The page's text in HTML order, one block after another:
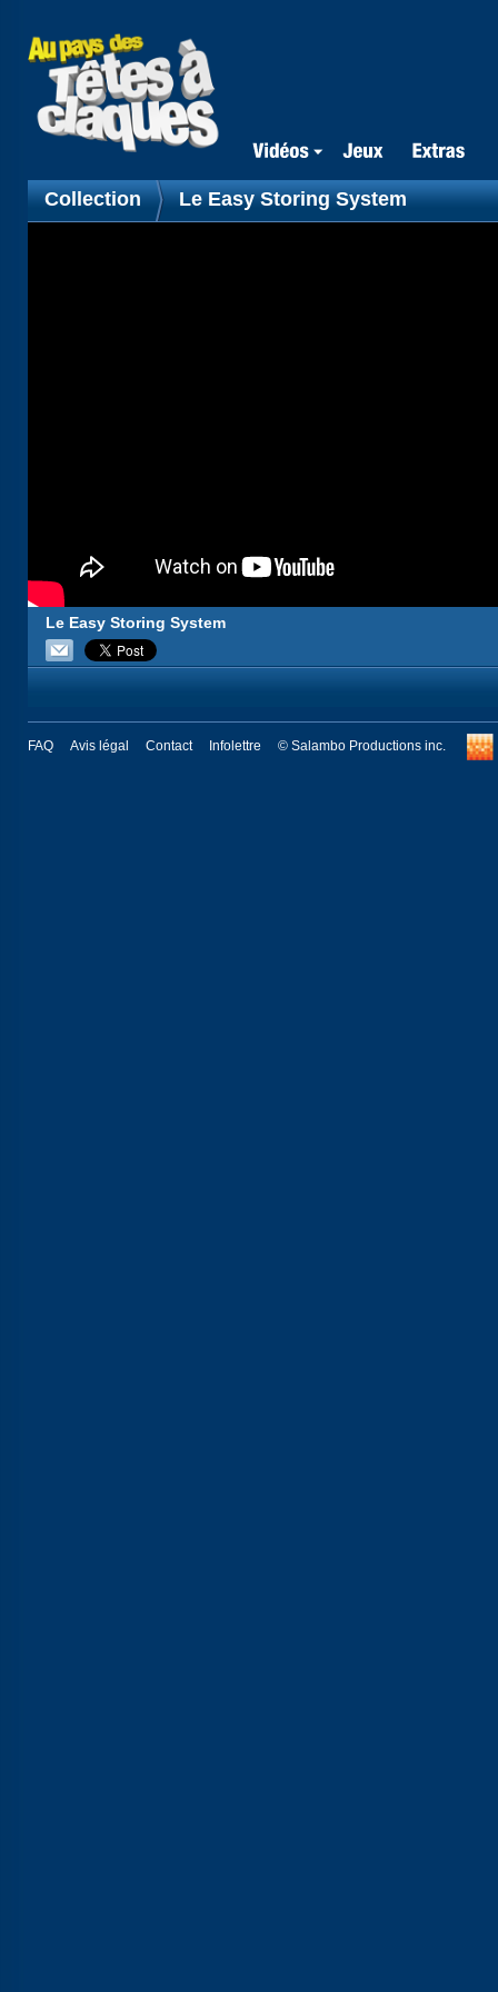
Collection Le Easy Storing System
Le Easy Storing System
FAQ Avis légal Contact Infolettre © Salambo Productions inc.